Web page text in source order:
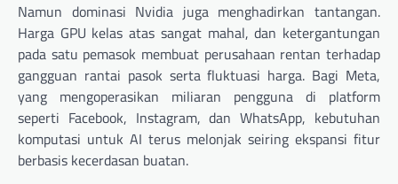
Namun dominasi Nvidia juga menghadirkan tantangan.
Harga GPU kelas atas sangat mahal, dan ketergantungan
pada satu pemasok membuat perusahaan rentan terhadap
gangguan rantai pasok serta fluktuasi harga. Bagi Meta,
yang mengoperasikan miliaran pengguna di platform
seperti Facebook, Instagram, dan WhatsApp, kebutuhan
komputasi untuk AI terus melonjak seiring ekspansi fitur
berbasis kecerdasan buatan.